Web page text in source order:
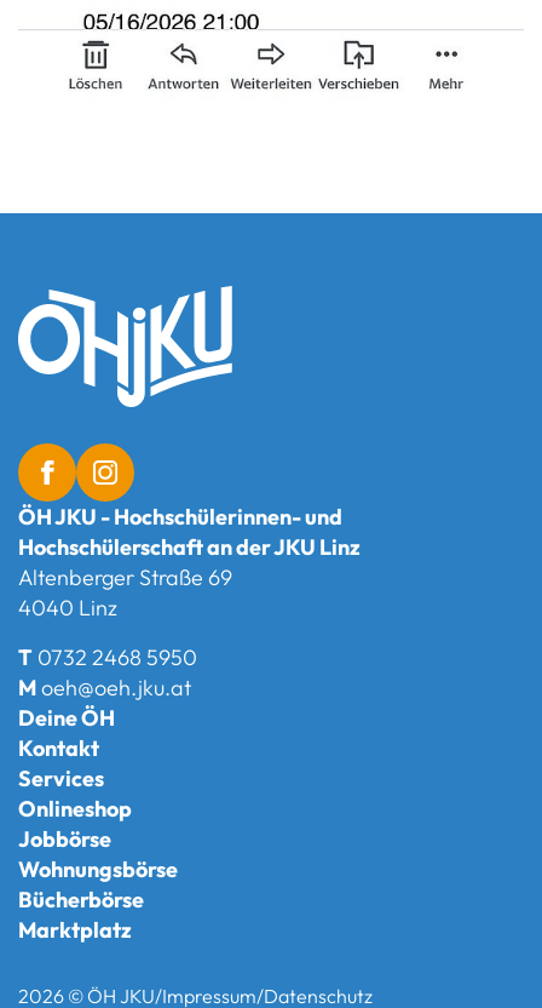
ÖH JKU - Hochschülerinnen- und
Hochschülerschaft an der JKU Linz
Altenberger Straße 69
4040 Linz
T 0732 2468 5950
Moeh@oeh.jku.at
Deine ÖH
Kontakt
Services
Onlineshop
Jobbörse
Wohnungsbörse
Bücherbörse
Marktplatz
2026 © ÖH JKU/Impressum/Datenschutz